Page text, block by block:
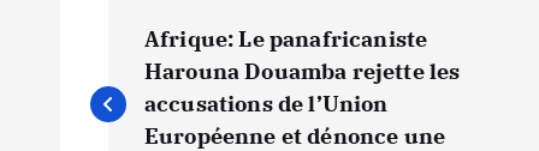
a
Afrique: Le panafricaniste
Harouna Douamba rejette les
accusations de l’Union
Européenne et dénonce une